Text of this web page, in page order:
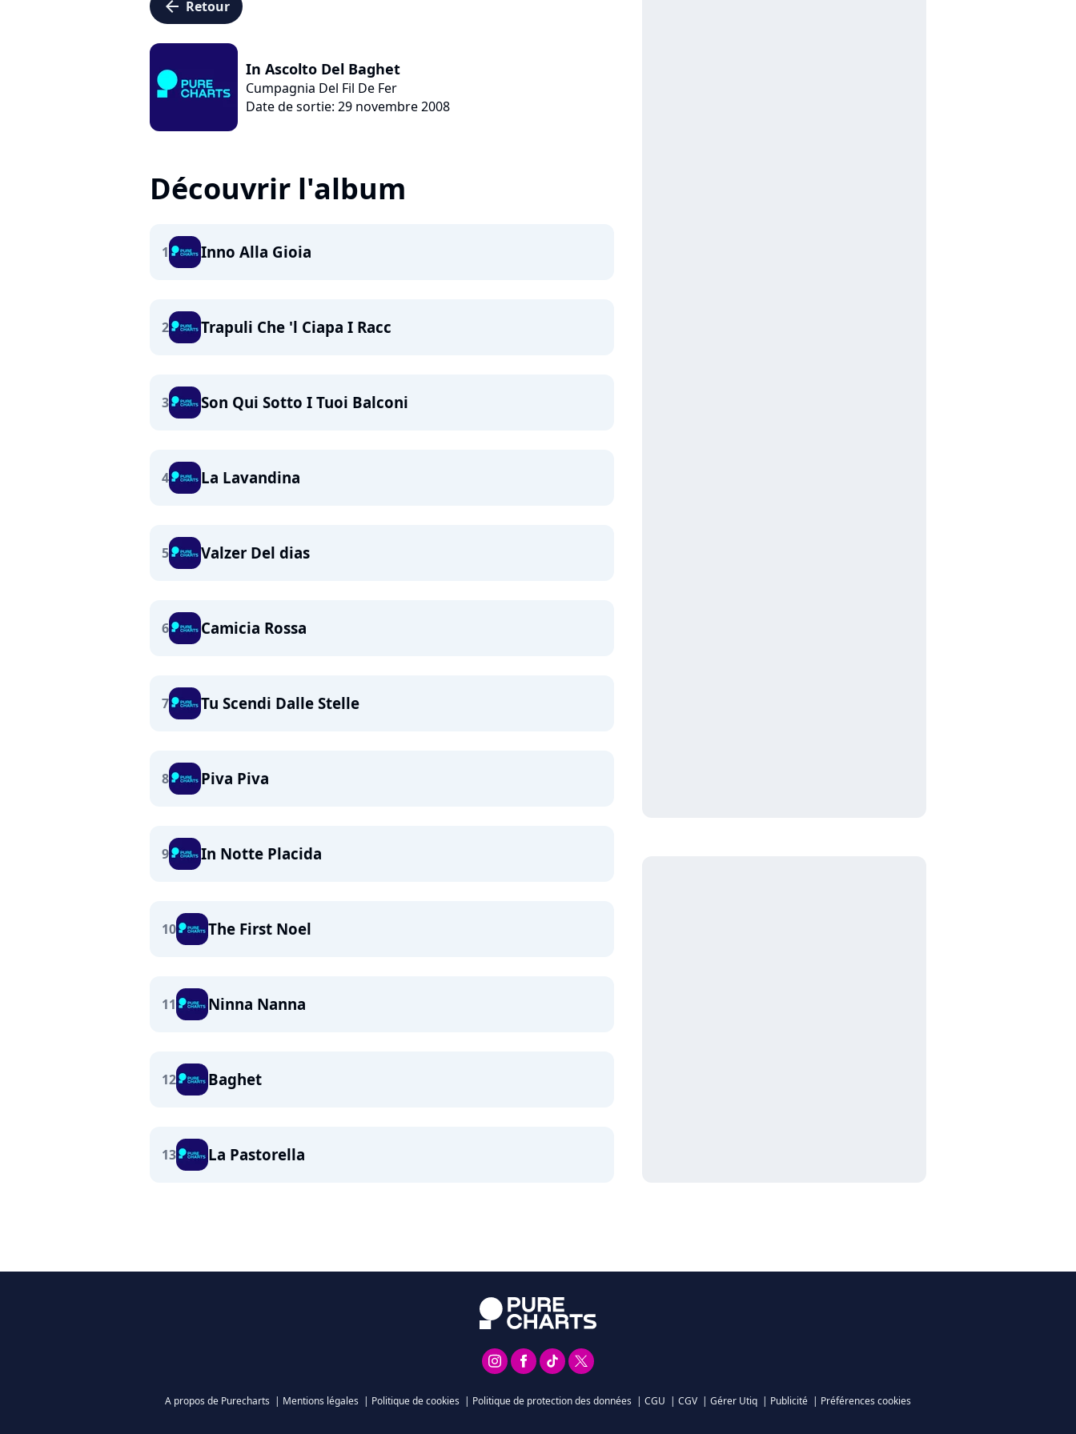
arrow_left Retour
In Ascolto Del Baghet
Cumpagnia Del Fil De Fer
Date de sortie: 29 novembre 2008
Découvrir l'album
1 Inno Alla Gioia
2 Trapuli Che 'l Ciapa I Racc
3 Son Qui Sotto I Tuoi Balconi
4 La Lavandina
5 Valzer Del dias
6 Camicia Rossa
7 Tu Scendi Dalle Stelle
8 Piva Piva
9 In Notte Placida
10 The First Noel
11 Ninna Nanna
12 Baghet
13 La Pastorella
A propos de Purecharts | Mentions légales | Politique de cookies | Politique de protection des données | CGU | CGV | Gérer Utiq | Publicité | Préférences cookies